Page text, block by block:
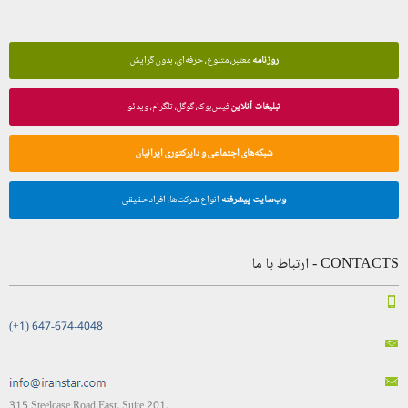
روزنامهمعتبر، متنوع، حرفه‌ای، بدون گرایش
تبلیغات آنلاینفیس‌بوک، گوگل، تلگرام، ویدئو
شبکه‌های اجتماعی و دایرکتوری ایرانیان
وب‌سایت پیشرفته انواع شرکت‌ها، افراد حقیقی
CONTACTS - ارتباط با ما
(+1) 647-674-4048